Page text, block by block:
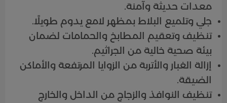
معدات حديثة وآمنة.
جلي وتلميع البلاط بمظهر لامع يدوم طويلًا.
تنظيف وتعقيم المطابخ والحمامات لضمان
بيئة صحية خالية من الجراثيم.
إزالة الغبار والأتربة من الزوايا المرتفعة والأماكن
الضيقة.
تنظيف النوافذ والزجاج من الداخل والخارج